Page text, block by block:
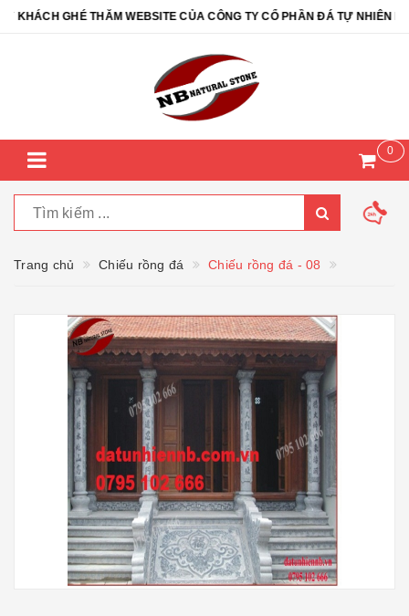
GHÉ THĂM WEBSITE CỦA CÔNG TY CỔ PHẦN ĐÁ TỰ NHIÊN NB
0
Trang chủ Chiếu rồng đá Chiếu rồng đá - 08